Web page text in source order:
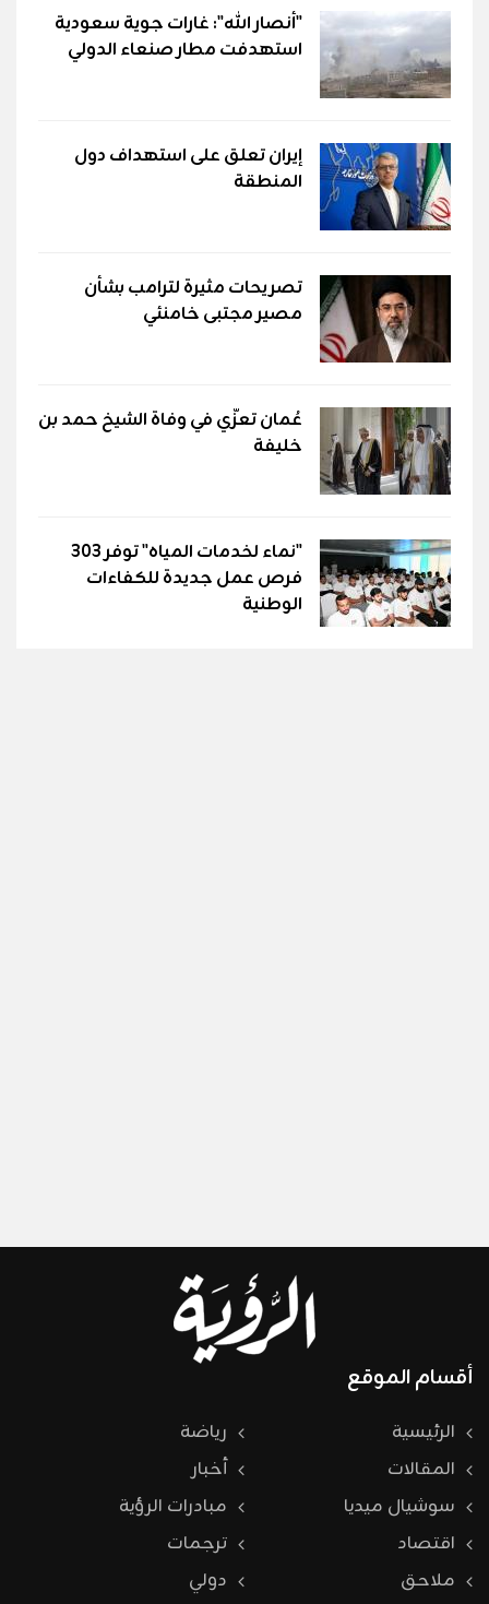
"أنصار الله": غارات جوية سعودية
استهدفت مطار صنعاء الدولي
إيران تعلق على استهداف دول
المنطقة
تصريحات مثيرة لترامب بشأن
مصير مجتبى خامنئي
عُمان تعزّي في وفاة الشيخ حمد بن
خليفة
"نماء لخدمات المياه" توفر 303
فرص عمل جديدة للكفاءات
الوطنية
أقسام الموقع
الرئيسية
رياضة
المقالات
أخبار
سوشيال ميديا
مبادرات الرؤية
اقتصاد
ترجمات
ملاحق
دولي